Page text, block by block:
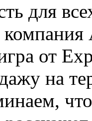
для
от
на